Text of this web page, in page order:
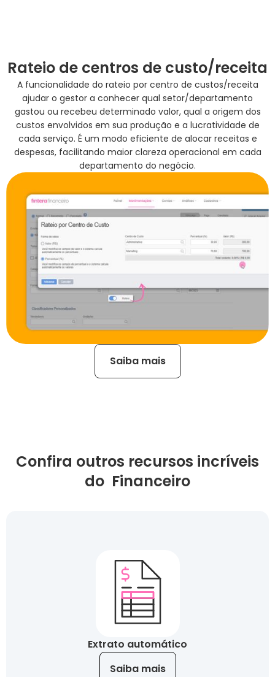
Saiba mais
Rateio de centros de custo/receita
A funcionalidade do rateio por centro de custos/receita
ajudar o gestor a conhecer qual setor/departamento
gastou ou recebeu determinado valor, qual a origem dos
custos envolvidos em sua produção e a lucratividade de
cada serviço. É um modo eficiente de alocar receitas e
despesas, facilitando maior clareza operacional em cada
departamento do negócio.
Confira outros recursos incríveis
do Financeiro
Extrato automático
Saiba mais